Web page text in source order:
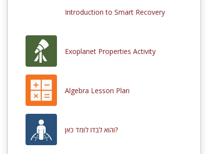
Introduction to Smart Recovery
Exoplanet Properties Activity
Algebra Lesson Plan
והוא לבדו לומד כאן?